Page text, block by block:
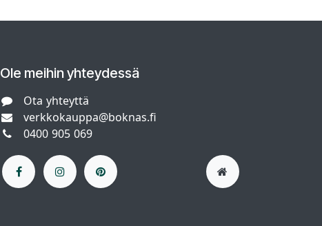
Ole meihin yhteydessä
Ota yhteyttä
verkkokauppa@boknas.fi
0400 905 069